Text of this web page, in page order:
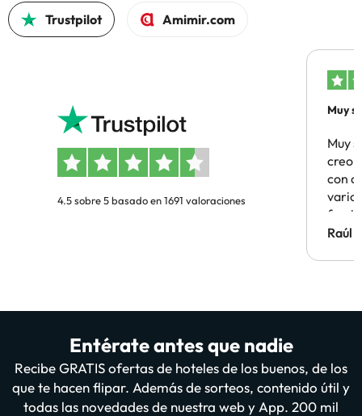
Trustpilot Amimir.com
4.5 sobre 5 basado en 1691 valoraciones
Muy
Muy
creo
con
Hotel
Raúl
Entérate antes que nadie
Recibe GRATIS ofertas de hoteles de los buenos, de los
que te hacen flipar. Además de sorteos, contenido útil y
todas las novedades de nuestra web y App. 200 mil